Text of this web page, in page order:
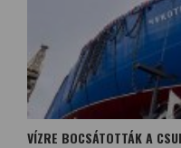
VÍZRE BOCSÁTOTTÁK A